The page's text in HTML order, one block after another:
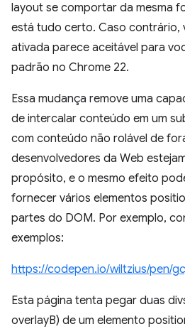
layout se comportar da mesma
está tudo certo. Caso contrário,
ativada parece aceitável para
padrão no Chrome 22.
Essa mudança remove uma
de intercalar conteúdo em um
com conteúdo não rolável de
desenvolvedores da Web
propósito, e o mesmo efeito
fornecer vários elementos
partes do DOM. Por exemplo,
exemplos:
https://codepen.io/wiltzius/pen/
Esta página tenta pegar duas
overlayB) de um elemento